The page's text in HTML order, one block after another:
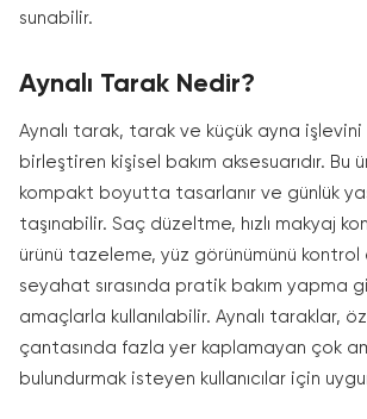
sunabilir.
Aynalı Tarak Nedir?
Aynalı tarak, tarak ve küçük ayna
birleştiren kişisel bakım aksesuarıdır. Bu
kompakt boyutta tasarlanır ve günlük
taşınabilir. Saç düzeltme, hızlı makyaj
ürünü tazeleme, yüz görünümünü
seyahat sırasında pratik bakım yapma
amaçlarla kullanılabilir. Aynalı taraklar,
çantasında fazla yer kaplamayan çok
bulundurmak isteyen kullanıcılar için